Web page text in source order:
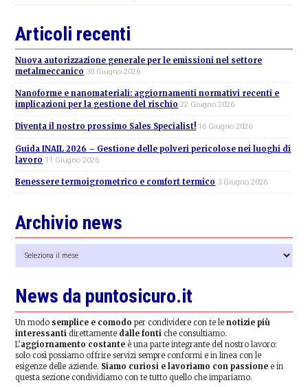
Articoli recenti
Nuova autorizzazione generale per le emissioni nel settore
metalmeccanico 30 Giugno 2026
Nanoforme e nanomateriali: aggiornamenti normativi recenti e
implicazioni per la gestione del rischio 22 Giugno 2026
Diventa il nostro prossimo Sales Specialist! 16 Giugno 2026
Guida INAIL 2026 – Gestione delle polveri pericolose nei luoghi di
lavoro 11 Giugno 2026
Benessere termoigrometrico e comfort termico 3 Giugno 2026
Archivio news
news
News da puntosicuro.it
Un modo semplice e comodo per condividere con te lenotizie più
interessanti direttamente dalle fonti che consultiamo.
L’aggiornamento costante è una parte integrante del nostro lavoro:
solo così possiamo offrire servizi sempre conformi e in linea con le
esigenze delle aziende. Siamo curiosi e lavoriamo con passione e in
questa sezione condividiamo con te tutto quello che impariamo.